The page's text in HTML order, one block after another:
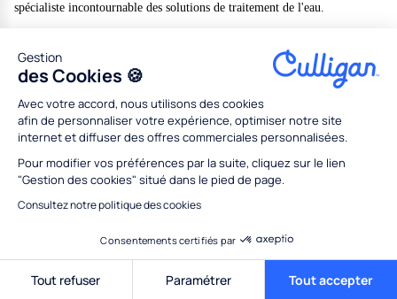
Gestion
des Cookies 🍪
Avec votre accord, nous utilisons des cookies
afin de personnaliser votre expérience, optimiser notre site
internet et diffuser des offres commerciales personnalisées.
Pour modifier vos préférences par la suite, cliquez sur le lien
"Gestion des cookies" situé dans le pied de page.
Consultez notre politique des cookies
Consentements certifiés par
Tout refuser Paramétrer Tout accepter
spécialiste incontournable des solutions de traitement de l'eau.
Produits
Qualité de l'eau
Service clients
Être conseillé
À propos
Réseaux sociaux
Inscription à la newsletter